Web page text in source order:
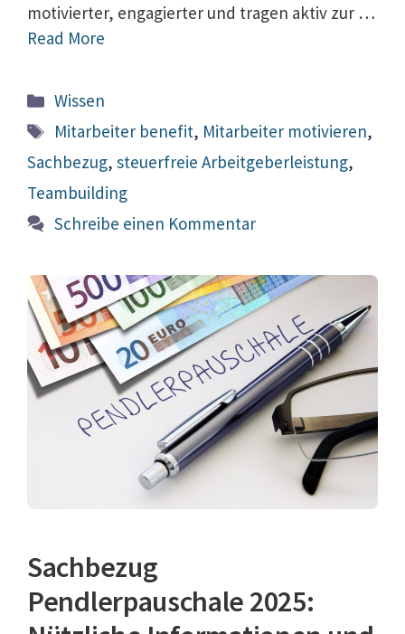
motivierter, engagierter und tragen aktiv zur …
Read More
Kategorien
Wissen
Schlagwörter
Mitarbeiter benefit, Mitarbeiter motivieren,
Sachbezug, steuerfreie Arbeitgeberleistung,
Teambuilding
Schreibe einen Kommentar
Sachbezug
Pendlerpauschale 2025: